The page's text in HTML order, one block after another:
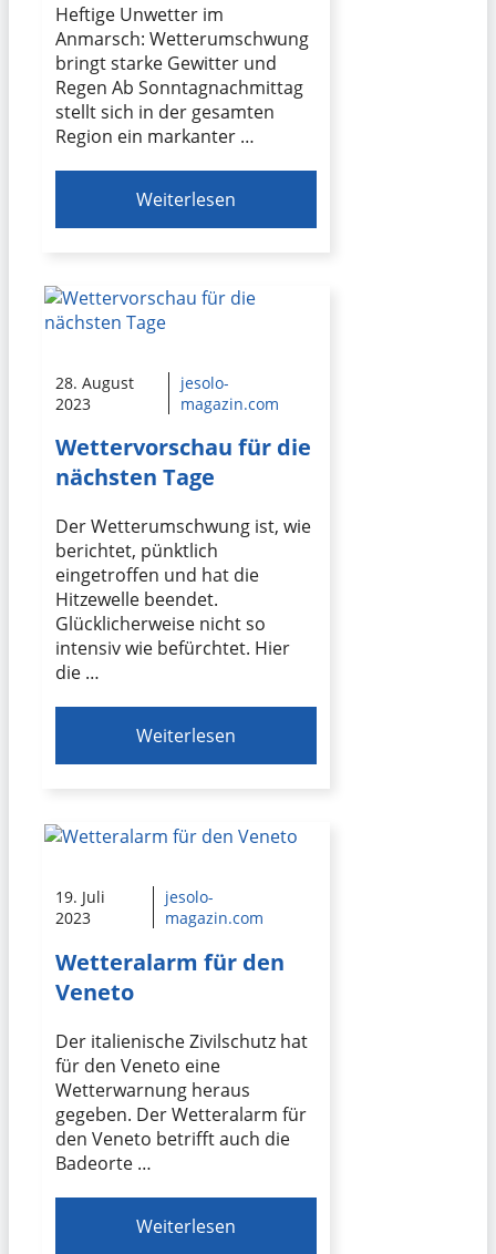
Heftige Unwetter im
Anmarsch: Wetterumschwung
bringt starke Gewitter und
Regen Ab Sonntagnachmittag
stellt sich in der gesamten
Region ein markanter …
Weiterlesen
28. August
2023
jesolo-
magazin.com
Wettervorschau für die
nächsten Tage
Der Wetterumschwung ist, wie
berichtet, pünktlich
eingetroffen und hat die
Hitzewelle beendet.
Glücklicherweise nicht so
intensiv wie befürchtet. Hier
die …
Weiterlesen
19. Juli
2023
jesolo-
magazin.com
Wetteralarm für den
Veneto
Der italienische Zivilschutz hat
für den Veneto eine
Wetterwarnung heraus
gegeben. Der Wetteralarm für
den Veneto betrifft auch die
Badeorte …
Weiterlesen